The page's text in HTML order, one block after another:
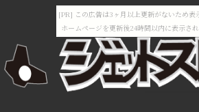
[PR] この広告は3ヶ月以上更新がないため表
ホームページを更新後24時間以内に表示され